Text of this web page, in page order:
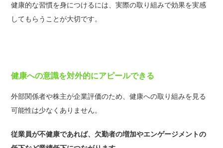
健康的な習慣を身につけるには、実際の取り組みで効果を実感
してもらうことが大切です。
健康への意識を対外的にアピールできる
外部関係者や株主が企業評価のため、健康への取り組みを見る
可能性は少なくありません。
従業員が不健康であれば、欠勤者の増加やエンゲージメントの